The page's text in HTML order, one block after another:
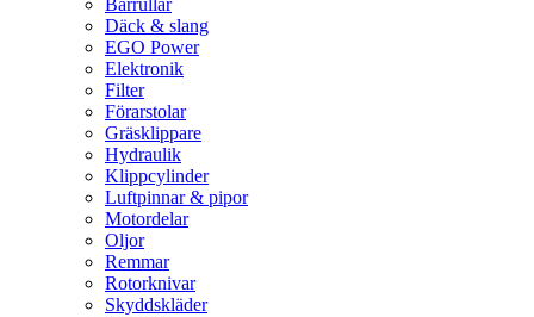
Bärrullar
Däck & slang
EGO Power
Elektronik
Filter
Förarstolar
Gräsklippare
Hydraulik
Klippcylinder
Luftpinnar & pipor
Motordelar
Oljor
Remmar
Rotorknivar
Skyddskläder